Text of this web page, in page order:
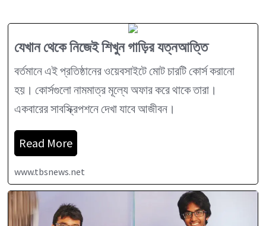
যেখান থেকে নিজেই শিখুন গাড়ির যত্নআত্তি
বর্তমানে এই প্রতিষ্ঠানের ওয়েবসাইটে মোট চারটি কোর্স করানো
হয়। কোর্সগুলো নামমাত্র মূল্যে অফার করে থাকে তারা।
একবারের সাবস্ক্রিপশনে দেখা যাবে আজীবন।
Read More
www.tbsnews.net